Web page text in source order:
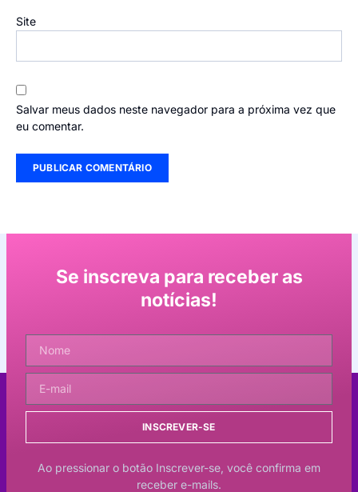
Site
Salvar meus dados neste navegador para a próxima vez que
eu comentar.
Se inscreva para receber as
notícias!
INSCREVER-SE
Ao pressionar o botão Inscrever-se, você confirma em
receber e-mails.